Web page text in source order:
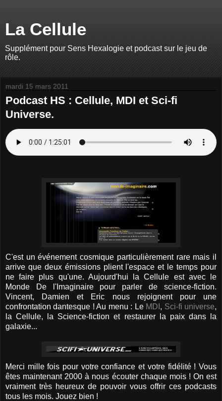
La Cellule
Supplément pour Sens Hexalogie et podcast sur le jeu de
rôle.
mardi 15 mars 2011
Podcast HS : Cellule, MDI et Sci-fi
Universe.
C'est un événement cosmique particulièrement rare mais il
arrive que deux émissions plient l'espace et le temps pour
ne faire plus qu'une. Aujourd'hui la Cellule est avec le
Monde De l'Imaginaire pour parler de science-fiction.
Vincent, Damien et Eric nous rejoignent pour une
confrontation dantesque ! Au menu : Le MDI , Sci-fi universe,
la Cellule, la Science-fiction et restaurer la paix dans la
galaxie...
Merci mille fois pour votre confiance et votre fidélité ! Vous
êtes maintenant 2000 à nous écouter chaque mois ! On est
vraiment très heureux de pouvoir vous offrir ces podcasts
tous les mois. Jouez bien !